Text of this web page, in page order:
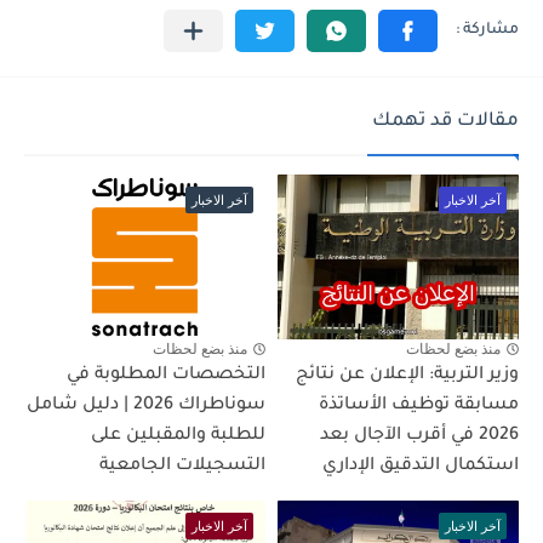
مقالات قد تهمك
آخر الاخبار
منذ بضع لحظات
وزير التربية: الإعلان عن نتائج
مسابقة توظيف الأساتذة
2026 في أقرب الآجال بعد
استكمال التدقيق الإداري
آخر الاخبار
منذ بضع لحظات
التخصصات المطلوبة في
سوناطراك 2026 | دليل شامل
للطلبة والمقبلين على
التسجيلات الجامعية
آخر الاخبار آخر الاخبار